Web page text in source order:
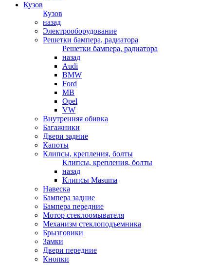
Кузов
Кузов
назад
Электрооборудование
Решетки бампера, радиатора
Решетки бампера, радиатора
назад
Audi
BMW
Ford
MB
Opel
VW
Внутренняя обивка
Багажники
Двери задние
Капоты
Клипсы, крепления, болты
Клипсы, крепления, болты
назад
Клипсы Masuma
Навеска
Бампера задние
Бампера передние
Мотор стеклоомывателя
Механизм стеклоподъемника
Брызговики
Замки
Двери передние
Кнопки